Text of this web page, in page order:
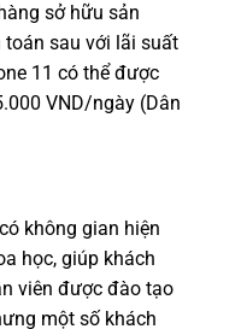
sở hữu sản
sau với lãi suất
11 có thể được
VND/ngày (Dân
không gian hiện
học, giúp khách
viên được đào tạo
một số khách